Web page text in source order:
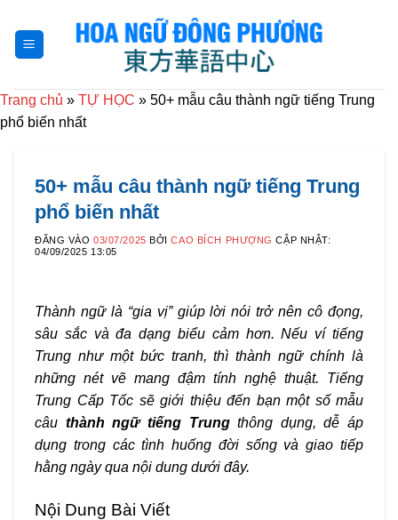
qua
nội
Trang chủ » TỰ HỌC » 50+ mẫu câu thành ngữ tiếng Trung
phổ biến nhất
50+ mẫu câu thành ngữ tiếng Trung
phổ biến nhất
ĐĂNG VÀO03/07/2025 BỞICAO BÍCH PHƯỢNG CẬP NHẬT:
04/09/2025 13:05
Thành ngữ là “gia vị” giúp lời nói trở nên cô đọng,
sâu sắc và đa dạng biểu cảm hơn. Nếu ví tiếng
Trung như một bức tranh, thì thành ngữ chính là
những nét vẽ mang đậm tính nghệ thuật. Tiếng
Trung Cấp Tốc sẽ giới thiệu đến bạn một số mẫu
câu thành ngữ tiếng Trungthông dụng, dễ áp
dụng trong các tình huống đời sống và giao tiếp
hằng ngày qua nội dung dưới đây.
Nội Dung Bài Viết